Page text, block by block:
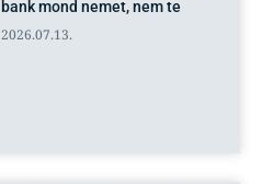
bank mond nemet, nem te
2026.07.13.